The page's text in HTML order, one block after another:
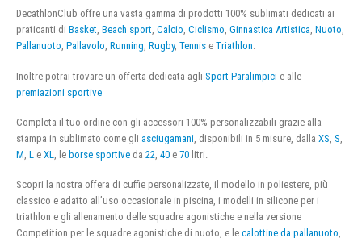
DecathlonClub offre una vasta gamma di prodotti 100% sublimati dedicati ai
praticanti di Basket, Beach sport, Calcio, Ciclismo, Ginnastica Artistica, Nuoto,
Pallanuoto, Pallavolo, Running, Rugby, Tennis e Triathlon.
Inoltre potrai trovare un offerta dedicata agli Sport Paralimpici e alle
premiazioni sportive
Completa il tuo ordine con gli accessori 100% personalizzabili grazie alla
stampa in sublimato come gli asciugamani , disponibili in 5 misure, dalla XS S
M L e XL , le borse sportive da 22 40 e 70 litri.
Scopri la nostra offera di cuffie personalizzate, il modello in poliestere, più
classico e adatto all’uso occasionale in piscina, i modelli in silicone per i
triathlon e gli allenamento delle squadre agonistiche e nella versione
Competition per le squadre agonistiche di nuoto, e le calottine da pallanuoto,